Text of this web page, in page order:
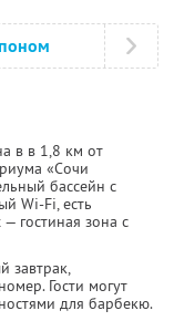
в в 1,8 км от
«Сочи
бассейн с
Wi-Fi, есть
гостиная зона с
завтрак,
Гости могут
для барбекю.